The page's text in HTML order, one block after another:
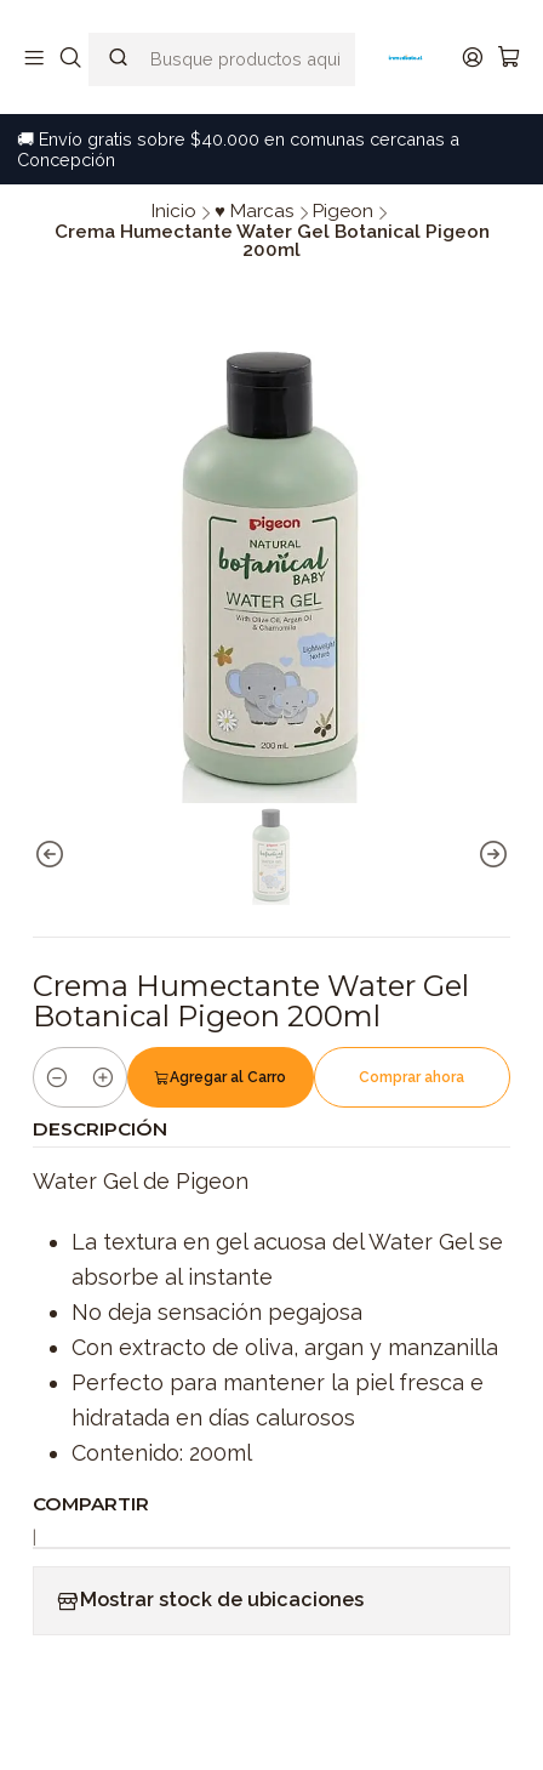
🚚 Envío gratis sobre $40.000 en comunas cercanas a
Concepción
Inicio ♥ Marcas
Pigeon
Crema Humectante Water Gel Botanical Pigeon
200ml
Crema Humectante Water Gel
Botanical Pigeon 200ml
Cantidad
Agregar al Carro Comprar ahora
DESCRIPCIÓN
Water Gel de Pigeon
La textura en gel acuosa del Water Gel se
absorbe al instante
No deja sensación pegajosa
Con extracto de oliva, argan y manzanilla
Perfecto para mantener la piel fresca e
hidratada en días calurosos
Contenido: 200ml
COMPARTIR
Mostrar stock de ubicaciones